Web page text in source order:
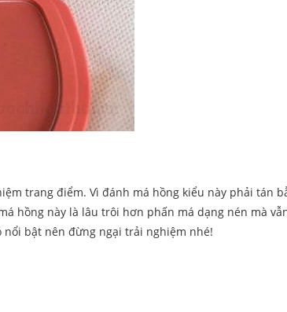
trang điểm. Vì đánh má hồng kiểu này phải tán
hồng này là lâu trôi hơn phấn má dạng nén mà
bật nên đừng ngại trải nghiệm nhé!